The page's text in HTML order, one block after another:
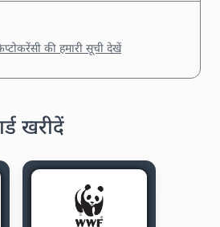
की हमारी सूची देखें
खरीदें